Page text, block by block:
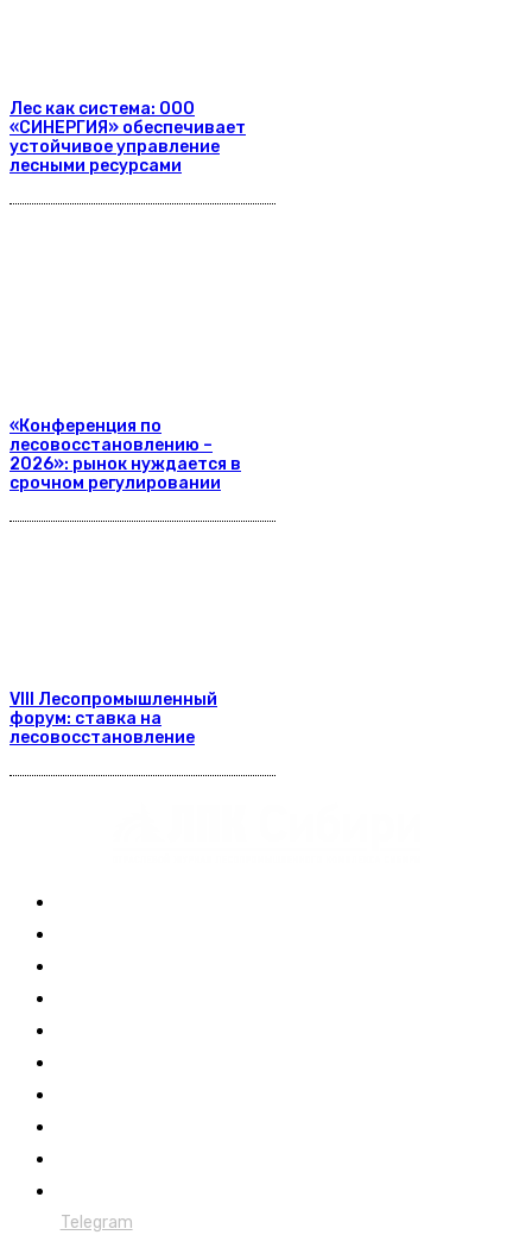
Лес как система: ООО
«СИНЕРГИЯ» обеспечивает
устойчивое управление
лесными ресурсами
«Конференция по
лесовосстановлению –
2026»: рынок нуждается в
срочном регулировании
VIII Лесопромышленный
форум: ставка на
лесовосстановление
Telegram